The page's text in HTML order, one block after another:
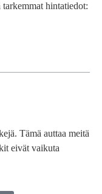
hintatiedot:
Tämä auttaa meitä
eivät vaikuta